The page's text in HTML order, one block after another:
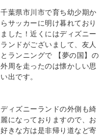
千葉県市川市で育ち幼少期か
らサッカーに明け暮れており
ました！近くにはディズニー
ランドがございまして、友人
とランニングで 【夢の国】の
外周を走ったのは懐かしい思
い出です。
ディズニーランドの外側も綺
麗になっておりますので、お
好きな方は是非帰り道など寄